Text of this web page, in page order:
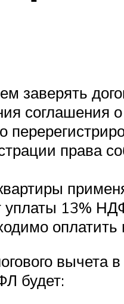
заверять
соглашения
права
уплаты 13%
оплатить
вычета
будет: